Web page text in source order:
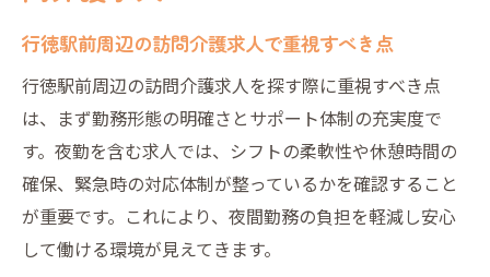
行徳駅前周辺の訪問介護求人で重視すべき点
行徳駅前周辺の訪問介護求人を探す際に重視すべき点
は、まず勤務形態の明確さとサポート体制の充実度で
す。夜勤を含む求人では、シフトの柔軟性や休憩時間の
確保、緊急時の対応体制が整っているかを確認すること
が重要です。これにより、夜間勤務の負担を軽減し安心
して働ける環境が見えてきます。